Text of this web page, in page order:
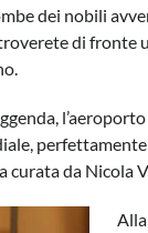
dei nobili
di fronte
curata da Nicola